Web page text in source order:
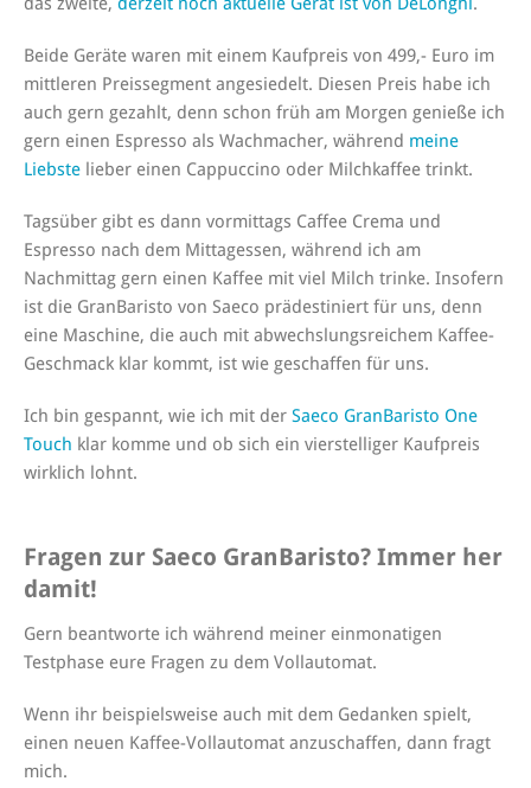
Beide Geräte waren mit einem Kaufpreis von 499,- Euro im
mittleren Preissegment angesiedelt. Diesen Preis habe ich
auch gern gezahlt, denn schon früh am Morgen genieße ich
gern einen Espresso als Wachmacher, während meine
Liebste lieber einen Cappuccino oder Milchkaffee trinkt.
Tagsüber gibt es dann vormittags Caffee Crema und
Espresso nach dem Mittagessen, während ich am
Nachmittag gern einen Kaffee mit viel Milch trinke. Insofern
ist die GranBaristo von Saeco prädestiniert für uns, denn
eine Maschine, die auch mit abwechslungsreichem Kaffee-
Geschmack klar kommt, ist wie geschaffen für uns.
Ich bin gespannt, wie ich mit der Saeco GranBaristo One
Touch klar komme und ob sich ein vierstelliger Kaufpreis
wirklich lohnt.
Fragen zur Saeco GranBaristo? Immer her
damit!
Gern beantworte ich während meiner einmonatigen
Testphase eure Fragen zu dem Vollautomat.
Wenn ihr beispielsweise auch mit dem Gedanken spielt,
einen neuen Kaffee-Vollautomat anzuschaffen, dann fragt
mich.